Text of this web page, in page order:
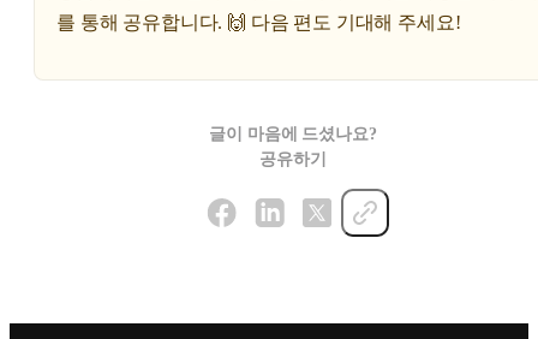
를 통해 공유합니다. 🙌 다음 편도 기대해 주세요!
글이 마음에 드셨나요?
공유하기